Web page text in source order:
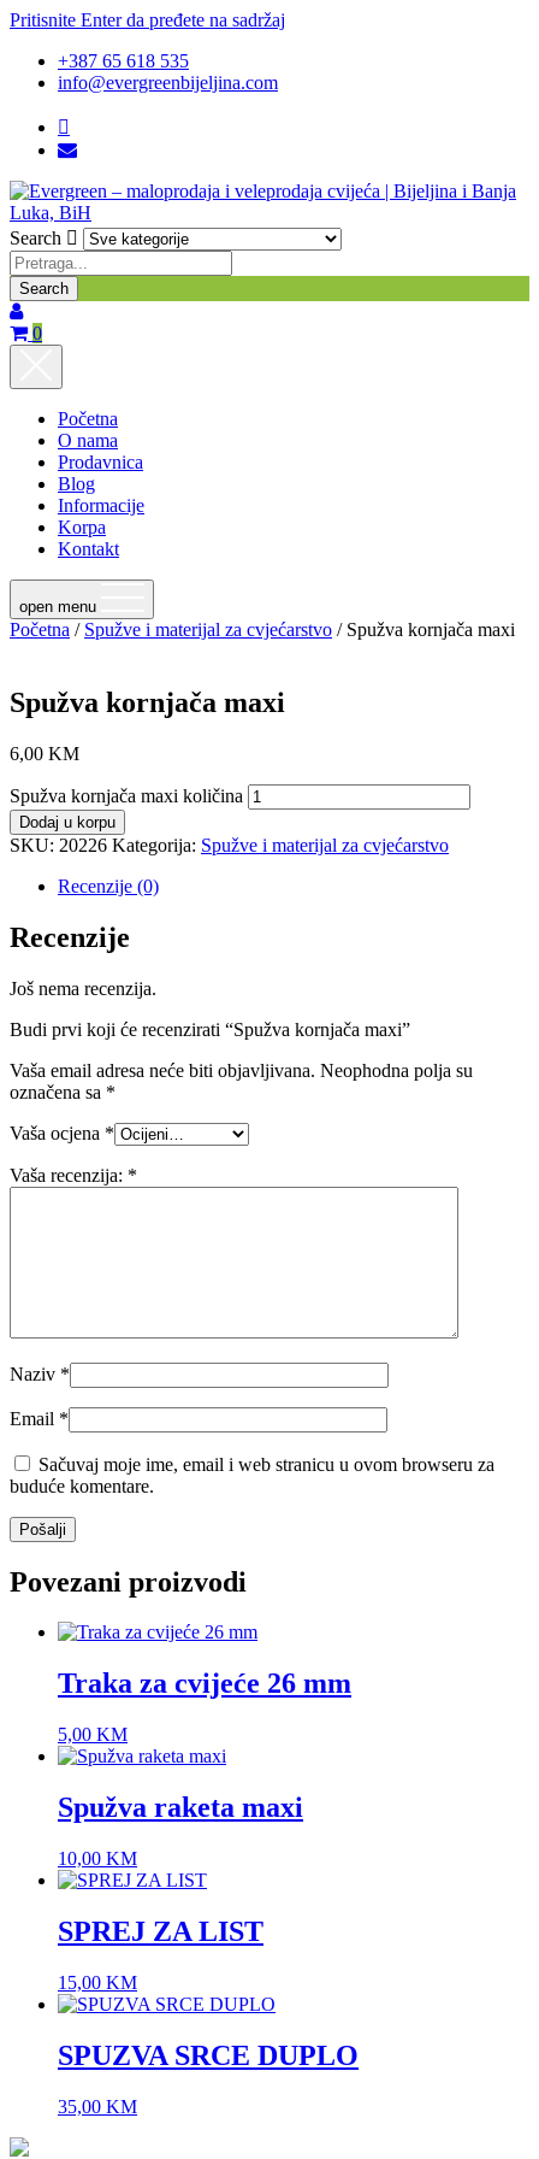
Pritisnite Enter da pređete na sadržaj
+387 65 618 535
info@evergreenbijeljina.com
Search
0
Početna
O nama
Prodavnica
Blog
Informacije
Korpa
Kontakt
open menu
Početna / Spužve i materijal za cvjećarstvo / Spužva kornjača maxi
Spužva kornjača maxi
6,00 KM
Spužva kornjača maxi količina
Dodaj u korpu
SKU: 20226 Kategorija: Spužve i materijal za cvjećarstvo
Recenzije (0)
Recenzije
Još nema recenzija.
Budi prvi koji će recenzirati “Spužva kornjača maxi”
Vaša email adresa neće biti objavljivana. Neophodna polja su
označena sa *
Vaša ocjena *
Vaša recenzija: *
Naziv *
Email *
Sačuvaj moje ime, email i web stranicu u ovom browseru za
buduće komentare.
Povezani proizvodi
Traka za cvijeće 26 mm
5,00 KM
Spužva raketa maxi
10,00 KM
SPREJ ZA LIST
15,00 KM
SPUZVA SRCE DUPLO
35,00 KM